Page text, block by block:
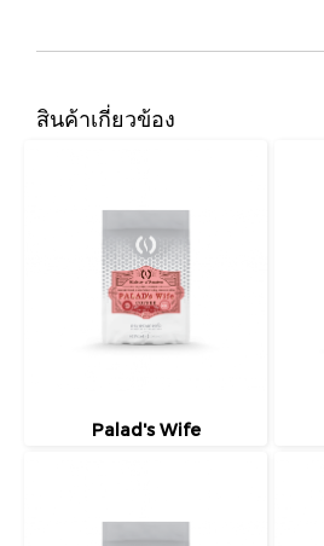
สินค้าเกี่ยวข้อง
Palad's Wife